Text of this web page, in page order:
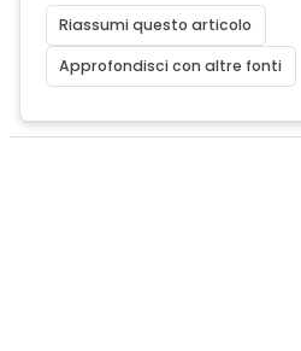
Riassumi questo articolo
Approfondisci con altre fonti